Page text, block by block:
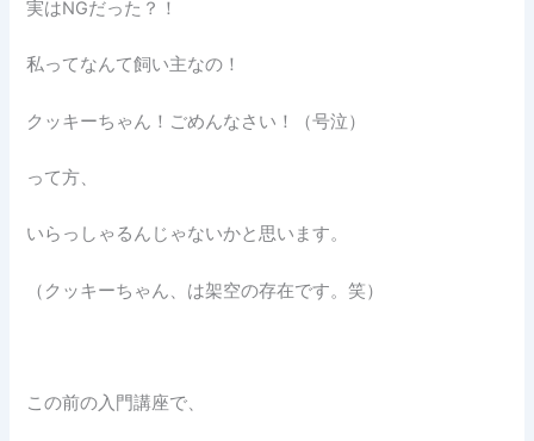
実はNGだった？！
私ってなんて飼い主なの！
クッキーちゃん！ごめんなさい！（号泣）
って方、
いらっしゃるんじゃないかと思います。
（クッキーちゃん、は架空の存在です。笑）
この前の入門講座で、